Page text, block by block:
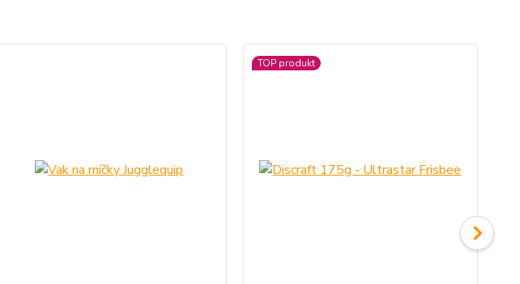
TOP produkt